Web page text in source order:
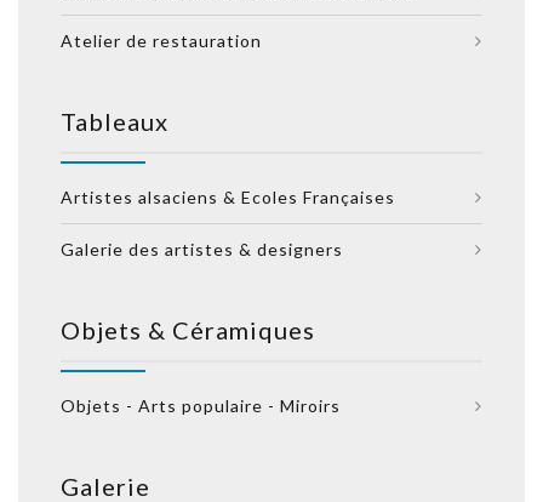
Atelier de restauration
Tableaux
Artistes alsaciens & Ecoles Françaises
Galerie des artistes & designers
Objets & Céramiques
Objets - Arts populaire - Miroirs
Galerie